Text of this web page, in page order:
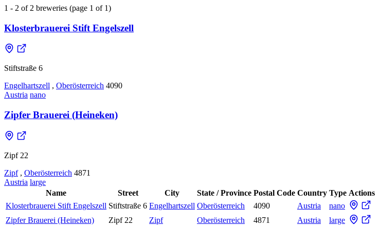
1 - 2 of 2 breweries (page 1 of 1)
Klosterbrauerei Stift Engelszell
Stiftstraße 6
Engelhartszell , Oberösterreich 4090
Austria nano
Zipfer Brauerei (Heineken)
Zipf 22
Zipf , Oberösterreich 4871
Austria large
Name
Street City State / Province Postal Code Country Type Actions
Klosterbrauerei Stift Engelszell Stiftstraße 6 Engelhartszell Oberösterreich 4090 Austria
nano
Zipfer Brauerei (Heineken)
Zipf 22 Zipf Oberösterreich 4871 Austria
large